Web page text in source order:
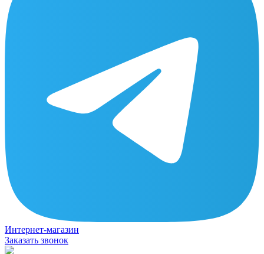
Интернет-магазин
Заказать звонок